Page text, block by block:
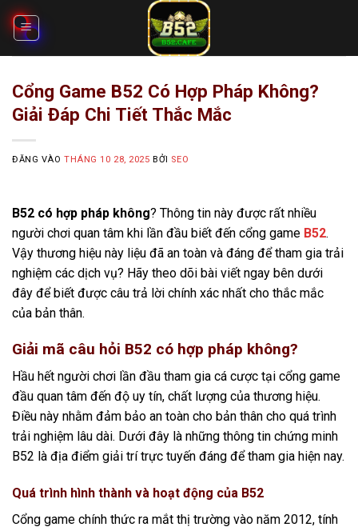
Bỏ
qua
Cổng Game B52 Có Hợp Pháp Không?
Giải Đáp Chi Tiết Thắc Mắc
ĐĂNG VÀOTHÁNG 10 28, 2025 BỞI SEO
B52 có hợp pháp không? Thông tin này được rất nhiều
người chơi quan tâm khi lần đầu biết đến cổng game B52.
Vậy thương hiệu này liệu đã an toàn và đáng để tham gia trải
nghiệm các dịch vụ? Hãy theo dõi bài viết ngay bên dưới
đây để biết được câu trả lời chính xác nhất cho thắc mắc
của bản thân.
Giải mã câu hỏi B52 có hợp pháp không?
Hầu hết người chơi lần đầu tham gia cá cược tại cổng game
đầu quan tâm đến độ uy tín, chất lượng của thương hiệu.
Điều này nhằm đảm bảo an toàn cho bản thân cho quá trình
trải nghiệm lâu dài. Dưới đây là những thông tin chứng minh
B52 là địa điểm giải trí trực tuyến đáng để tham gia hiện nay.
Quá trình hình thành và hoạt động của B52
Cổng game chính thức ra mắt thị trường vào năm 2012, tính